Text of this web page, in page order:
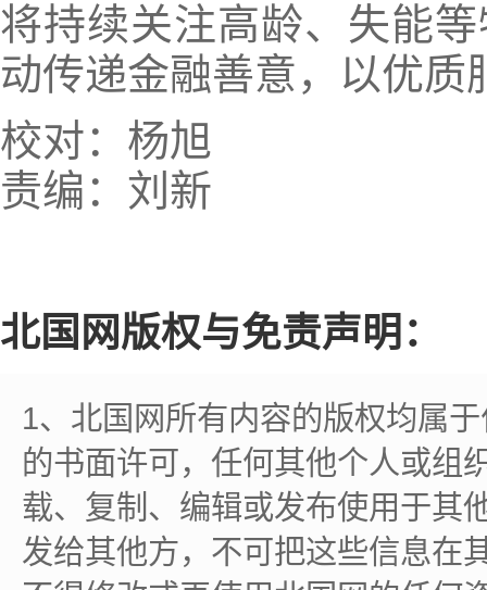
将持续关注高龄、失能
动传递金融善意，以优质
校对：杨旭
责编：刘新
北国网版权与免责声明：
1、北国网所有内容的版权均属
的书面许可，任何其他个人或组
载、复制、编辑或发布使用于其
发给其他方，不可把这些信息在